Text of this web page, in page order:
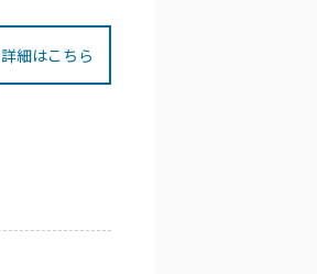
詳細はこちら